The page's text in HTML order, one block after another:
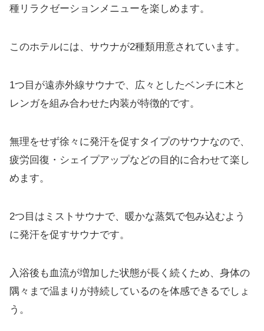
種リラクゼーションメニューを楽しめます。
このホテルには、サウナが2種類用意されています。
1つ目が遠赤外線サウナで、広々としたベンチに木と
レンガを組み合わせた内装が特徴的です。
無理をせず徐々に発汗を促すタイプのサウナなので、
疲労回復・シェイプアップなどの目的に合わせて楽し
めます。
2つ目はミストサウナで、暖かな蒸気で包み込むよう
に発汗を促すサウナです。
入浴後も血流が増加した状態が長く続くため、身体の
隅々まで温まりが持続しているのを体感できるでしょ
う。